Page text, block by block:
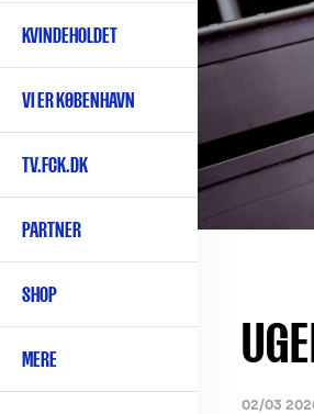
KVINDEHOLDET
VI ER KØBENHAVN
TV.FCK.DK
PARTNER
SHOP
MERE
02/03